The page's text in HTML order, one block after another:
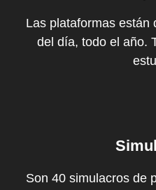
Las plataformas están
del día, todo el año.
Son 40 simulacros de